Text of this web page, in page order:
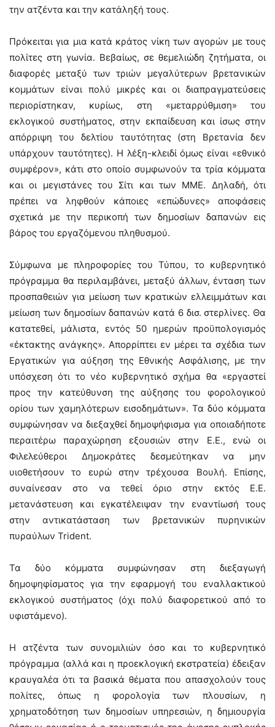
την ατζέντα και την κατάληξή τους.
Πρόκειται για μια κατά κράτος νίκη των αγορών με τους
πολίτες στη γωνία. Βεβαίως, σε θεμελιώδη ζητήματα, οι
διαφορές μεταξύ των τριών μεγαλύτερων βρετανικών
κομμάτων είναι πολύ μικρές και οι διαπραγματεύσεις
περιορίστηκαν, κυρίως, στη «μεταρρύθμιση» του
εκλογικού συστήματος, στην εκπαίδευση και ίσως στην
απόρριψη του δελτίου ταυτότητας (στη Βρετανία δεν
υπάρχουν ταυτότητες). Η λέξη-κλειδί όμως είναι «εθνικό
συμφέρον», κάτι στο οποίο συμφωνούν τα τρία κόμματα
και οι μεγιστάνες του Σίτι και των ΜΜΕ. Δηλαδή, ότι
πρέπει να ληφθούν κάποιες «επώδυνες» αποφάσεις
σχετικά με την περικοπή των δημοσίων δαπανών εις
βάρος του εργαζόμενου πληθυσμού.
Σύμφωνα με πληροφορίες του Τύπου, το κυβερνητικό
πρόγραμμα θα περιλαμβάνει, μεταξύ άλλων, ένταση των
προσπαθειών για μείωση των κρατικών ελλειμμάτων και
μείωση των δημοσίων δαπανών κατά 6 δισ. στερλίνες. Θα
κατατεθεί, μάλιστα, εντός 50 ημερών προϋπολογισμός
«έκτακτης ανάγκης». Απορρίπτει εν μέρει τα σχέδια των
Εργατικών για αύξηση της Εθνικής Ασφάλισης, με την
υπόσχεση ότι το νέο κυβερνητικό σχήμα θα «εργαστεί
προς την κατεύθυνση της αύξησης του φορολογικού
ορίου των χαμηλότερων εισοδημάτων». Τα δύο κόμματα
συμφώνησαν να διεξαχθεί δημοψήφισμα για οποιαδήποτε
περαιτέρω παραχώρηση εξουσιών στην Ε.Ε., ενώ οι
Φιλελεύθεροι Δημοκράτες δεσμεύτηκαν να μην
υιοθετήσουν το ευρώ στην τρέχουσα Βουλή. Επίσης,
συναίνεσαν στο να τεθεί όριο στην εκτός Ε.Ε.
μετανάστευση και εγκατέλειψαν την εναντίωσή τους
στην αντικατάσταση των βρετανικών πυρηνικών
πυραύλων Trident.
Τα δύο κόμματα συμφώνησαν στη διεξαγωγή
δημοψηφίσματος για την εφαρμογή του εναλλακτικού
εκλογικού συστήματος (όχι πολύ διαφορετικού από το
υφιστάμενο).
Η ατζέντα των συνομιλιών όσο και το κυβερνητικό
πρόγραμμα (αλλά και η προεκλογική εκστρατεία) έδειξαν
κραυγαλέα ότι τα βασικά θέματα που απασχολούν τους
πολίτες, όπως η φορολογία των πλουσίων, η
χρηματοδότηση των δημοσίων υπηρεσιών, η δημιουργία